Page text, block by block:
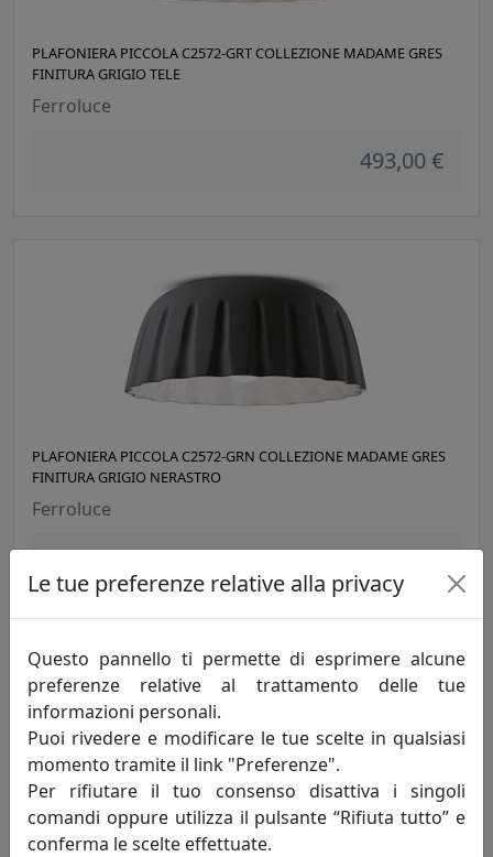
PLAFONIERA PICCOLA C2572-GRT COLLEZIONE MADAME GRES
FINITURA GRIGIO TELE
Ferroluce
493,00 €
PLAFONIERA PICCOLA C2572-GRN COLLEZIONE MADAME GRES
FINITURA GRIGIO NERASTRO
Ferroluce
Le tue preferenze relative alla privacy
Questo pannello ti permette di esprimere alcune
preferenze relative al trattamento delle tue
informazioni personali.
Puoi rivedere e modificare le tue scelte in qualsiasi
momento tramite il link "Preferenze".
Per rifiutare il tuo consenso disattiva i singoli
comandi oppure utilizza il pulsante “Rifiuta tutto” e
conferma le scelte effettuate.